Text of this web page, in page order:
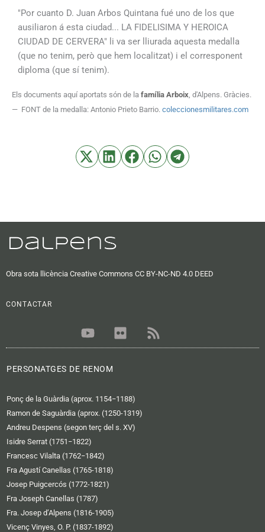
"Por cuanto D. Juan Arbos Quintana fué uno de los que
ausiliaron á esta ciudad... LA FIDELISIMA Y HEROICA
CIUDAD DE CERVERA" li va ser lliurada aquesta medalla
(que no tenim, però que hem localitzat) i el corresponent
diploma (que sí tenim).
Els documents aquí aportats són de la família Arboix, d'Alpens. Gràcies.
— FONT de la medalla: Antonio Prieto Barrio. coleccionesmilitares.com
Obra sota llicència Creative Commons CC BY-NC-ND 4.0 DEED
CONTACTAR
Y
o
t
b
e
F
l
r
R
s
PERSONATGES DE RENOM
Ponç de la Guàrdia (aprox. 1154−1188)
Ramon de Saguàrdia (aprox. (1250-1319)
Andreu Despens (segon terç del s. XV)
Isidre Serrat (1751−1822)
Francesc Vilalta (1762−1842)
Fra Agustí Canellas (1765-1818)
Josep Puigcercós (1772-1821)
Fra Joseph Canellas (1787)
Fra. Josep d’Alpens (1816-1905)
Vicenç Vinyes, O. P. (1837-1892)